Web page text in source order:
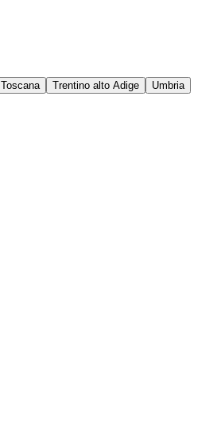
Toscana Trentino alto Adige
Umbria